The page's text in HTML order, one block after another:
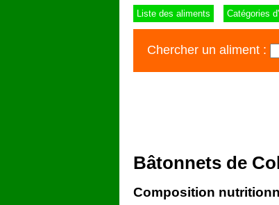
Liste des aliments
Catégories
Chercher un aliment :
Bâtonnets de
Composition